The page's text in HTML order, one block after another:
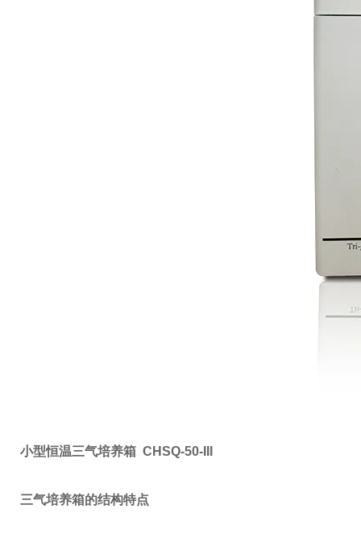
小型恒温三气培养箱 CHSQ-50-III
三气培养箱的结构特点